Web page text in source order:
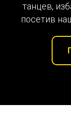
танцев,
посетив